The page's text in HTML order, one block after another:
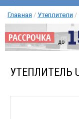
Главная / Утеплители /
УТЕПЛИТЕЛЬ